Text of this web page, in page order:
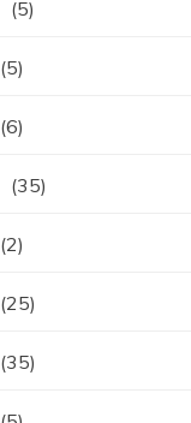
(5)
(5)
(6)
(35)
(2)
(25)
(35)